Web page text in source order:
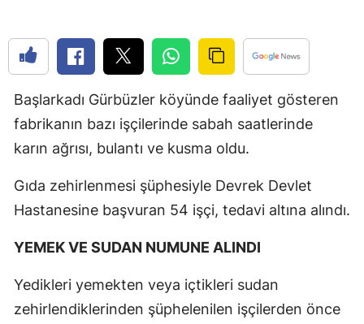
Çorum
Denizli
Elazığ
Erzincan
Gaziantep
Başlarkadı Gürbüzler köyünde faaliyet gösteren
fabrikanın bazı işçilerinde sabah saatlerinde
karın ağrısı, bulantı ve kusma oldu.
Gıda zehirlenmesi şüphesiyle Devrek Devlet
Hastanesine başvuran 54 işçi, tedavi altına alındı.
YEMEK VE SUDAN NUMUNE ALINDI
Yedikleri yemekten veya içtikleri sudan
zehirlendiklerinden şüphelenilen işçilerden önce